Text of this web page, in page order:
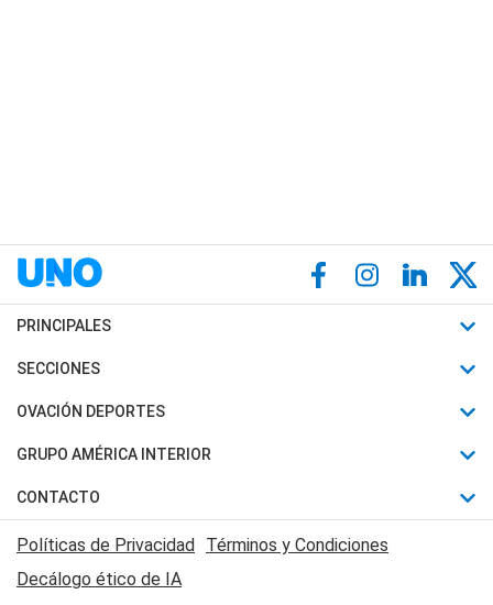
PRINCIPALES
Últimas Noticias
Política
Judiciales
Economia
SECCIONES
Horóscopo
Motores
Trucos caseros
Series y Películas
Edictos y Solicitadas
OVACIÓN DEPORTES
Fútbol
Mundial
Automovilismo
Rugby
GRUPO AMÉRICA INTERIOR
Canal 7 en Vivo
CONTACTO
Acerca de Nosotros
Contactanos
Políticas de Privacidad Términos y Condiciones
Decálogo ético de IA